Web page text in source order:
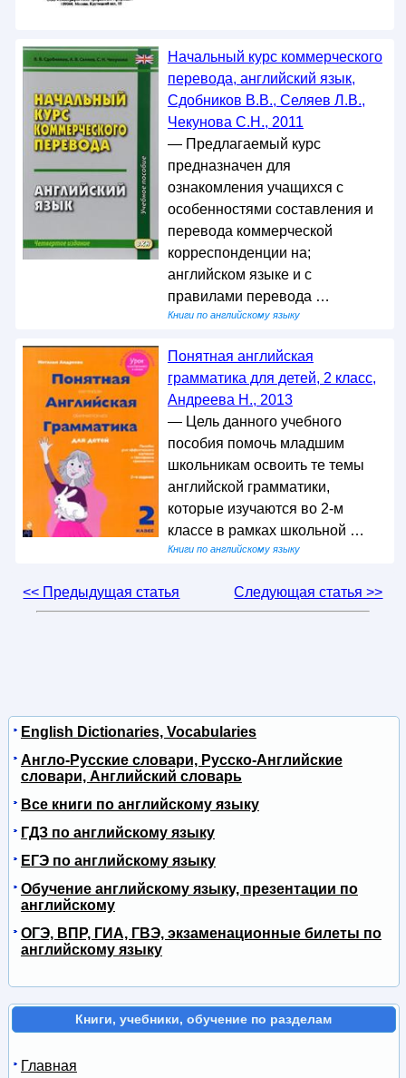
Начальный курс коммерческого
перевода, английский язык,
Сдобников В.В., Селяев Л.В.,
Чекунова С.Н., 2011
— Предлагаемый курс
предназначен для
ознакомления учащихся с
особенностями составления и
перевода коммерческой
корреспонденции на;
английском языке и с
правилами перевода …
Книги по английскому языку
Понятная английская
грамматика для детей, 2 класс,
Андреева Н., 2013
— Цель данного учебного
пособия помочь младшим
школьникам освоить те темы
английской грамматики,
которые изучаются во 2-м
классе в рамках школьной …
Книги по английскому языку
<< Предыдущая статья Следующая статья >>
English Dictionaries, Vocabularies
Англо-Русские словари, Русско-Английские
словари, Английский словарь
Все книги по английскому языку
ГДЗ по английскому языку
ЕГЭ по английскому языку
Обучение английскому языку, презентации по
английскому
ОГЭ, ВПР, ГИА, ГВЭ, экзаменационные билеты по
английскому языку
Книги, учебники, обучение по разделам
Главная